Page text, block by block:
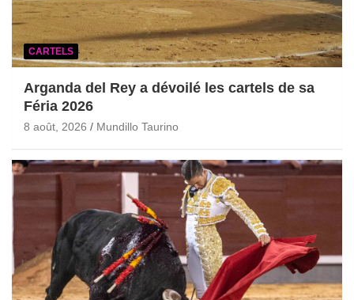
CARTELS
Arganda del Rey a dévoilé les cartels de sa
Féria 2026
8 août, 2026 Mundillo Taurino